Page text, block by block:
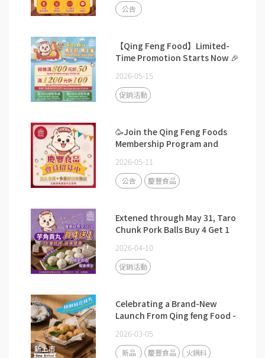
公告
【Qing Feng Food】Limited-
Time Promotion Starts Now 🎉
2026-05-15
促銷活動
🥳Join the Qing Feng Foods
Membership Program and
benefits!
2026-05-11
公告 慶豐食品
Extened through May 31, Taro
Chunk Pork Balls Buy 4 Get 1
2026-04-10
促銷活動
Celebrating a Brand-New
Launch From Qing feng Food -
Premium Cuttlefish Balls!🎉
2026-03-05
新品 慶豐食品 火鍋料